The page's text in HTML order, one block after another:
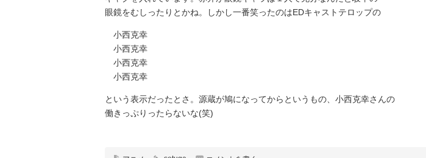
眼鏡をむしったりとかね。しかし一番笑ったのはEDキャストテロップの
小西克幸
小西克幸
小西克幸
小西克幸
という表示だったとさ。源蔵が鳩になってからというもの、小西克幸さんの
働きっぷりったらないな(笑)